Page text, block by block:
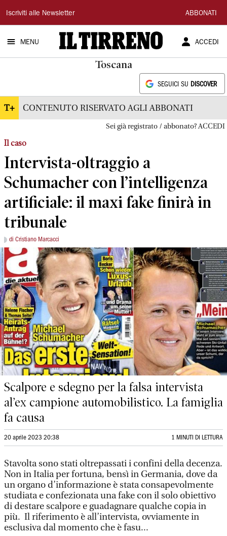
Il
Tirreno
Iscriviti alle Newsletter ABBONATI
MENU ACCEDI
Toscana
SEGUICI SU DISCOVER
T+ CONTENUTO RISERVATO AGLI ABBONATI
Sei già registrato / abbonato? ACCEDI
Il caso
Intervista-oltraggio a
Schumacher con l’intelligenza
artificiale: il maxi fake finirà in
tribunale
di Cristiano Marcacci
Scalpore e sdegno per la falsa intervista
al’ex campione automobilistico. La famiglia
fa causa
20 aprile 2023 20:38 1 MINUTI DI LETTURA
Stavolta sono stati oltrepassati i confini della decenza.
Non in Italia per fortuna, bensì in Germania, dove da
un organo d’informazione è stata consapevolmente
studiata e confezionata una fake con il solo obiettivo
di destare scalpore e guadagnare qualche copia in
più. Il riferimento è all’intervista, ovviamente in
esclusiva dal momento che è fasu...